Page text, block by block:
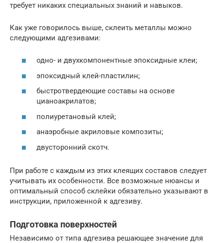
требует никаких специальных знаний и навыков.
Как уже говорилось выше, склеить металлы можно
следующими адгезивами:
одно- и двухкомпонентные эпоксидные клеи;
эпоксидный клей-пластилин;
быстротвердеющие составы на основе
цианоакрилатов;
полиуретановый клей;
анаэробные акриловые композиты;
двусторонний скотч.
При работе с каждым из этих клеящих составов следует
учитывать их особенности. Все возможные нюансы и
оптимальный способ склейки обязательно указывают в
инструкции, приложенной к адгезиву.
Подготовка поверхностей
Независимо от типа адгезива решающее значение для